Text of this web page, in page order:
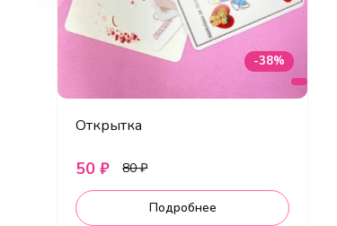
-38%
Открытка
50 ₽ 80 ₽
Подробнее